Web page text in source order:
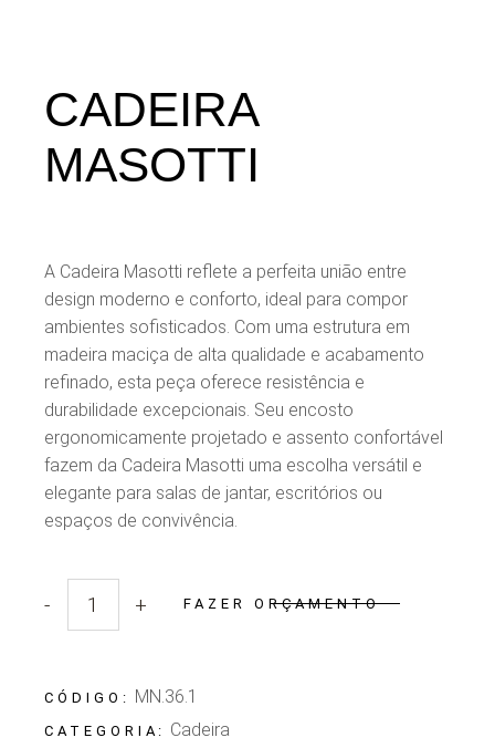
CADEIRA
MASOTTI
A Cadeira Masotti reflete a perfeita união entre
design moderno e conforto, ideal para compor
ambientes sofisticados. Com uma estrutura em
madeira maciça de alta qualidade e acabamento
refinado, esta peça oferece resistência e
durabilidade excepcionais. Seu encosto
ergonomicamente projetado e assento confortável
fazem da Cadeira Masotti uma escolha versátil e
elegante para salas de jantar, escritórios ou
espaços de convivência.
Quantidade Cadeira Masotti
- + FAZER ORÇAMENTO
CÓDIGO: MN.36.1
CATEGORIA: Cadeira